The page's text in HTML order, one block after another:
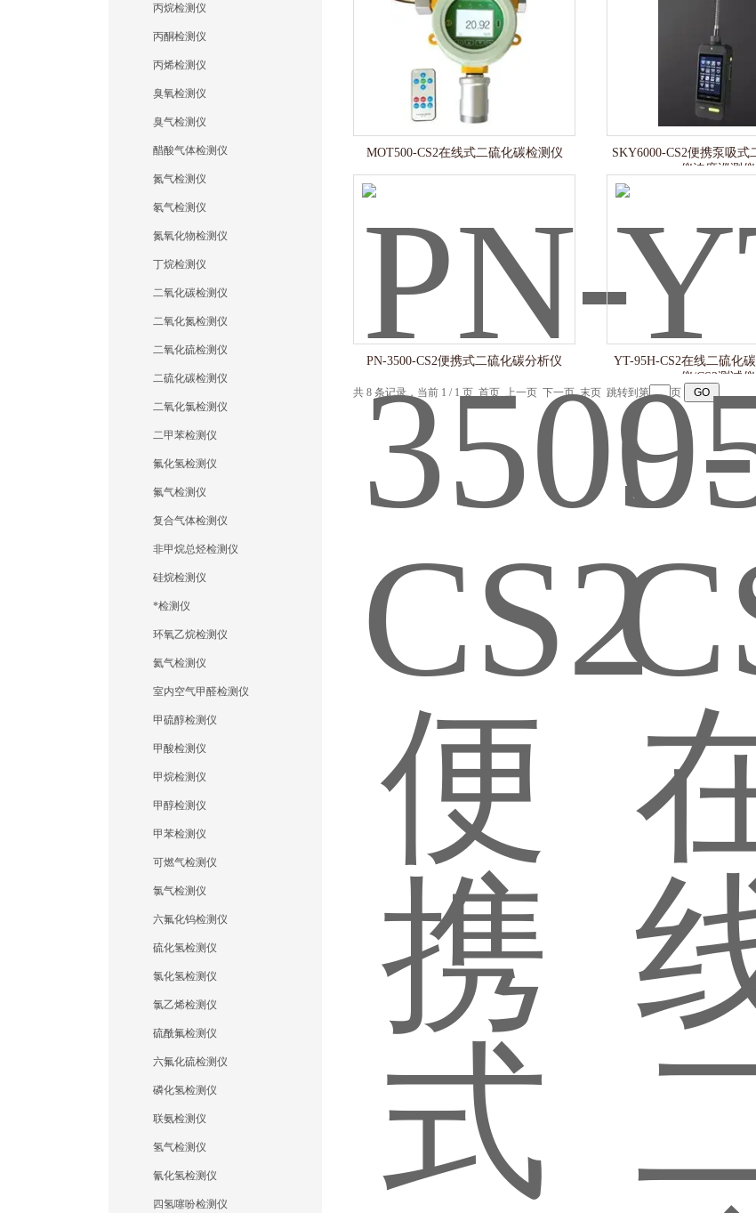
丙烷检测仪
丙酮检测仪
丙烯检测仪
臭氧检测仪
臭气检测仪
醋酸气体检测仪
氮气检测仪
氡气检测仪
氮氧化物检测仪
丁烷检测仪
二氧化碳检测仪
二氧化氮检测仪
二氧化硫检测仪
二硫化碳检测仪
二氧化氯检测仪
二甲苯检测仪
氟化氢检测仪
氟气检测仪
复合气体检测仪
非甲烷总烃检测仪
硅烷检测仪
*检测仪
环氧乙烷检测仪
氦气检测仪
室内空气甲醛检测仪
甲硫醇检测仪
甲酸检测仪
甲烷检测仪
甲醇检测仪
甲苯检测仪
可燃气检测仪
氯气检测仪
六氟化钨检测仪
硫化氢检测仪
氯化氢检测仪
氯乙烯检测仪
硫酰氟检测仪
六氟化硫检测仪
磷化氢检测仪
联氨检测仪
氢气检测仪
氰化氢检测仪
四氢噻吩检测仪
MOT500-CS2在线式二硫化碳检测仪
SKY6000-CS2便携泵吸式
仪浓度巡测仪
PN-3500-CS2便携式二硫化碳分析仪
YT-95H-CS2在线二硫化
仪/CS2测试仪
共 8 条记录，当前 1 / 1 页 首页 上一页 下一页 末页 跳转到第 页